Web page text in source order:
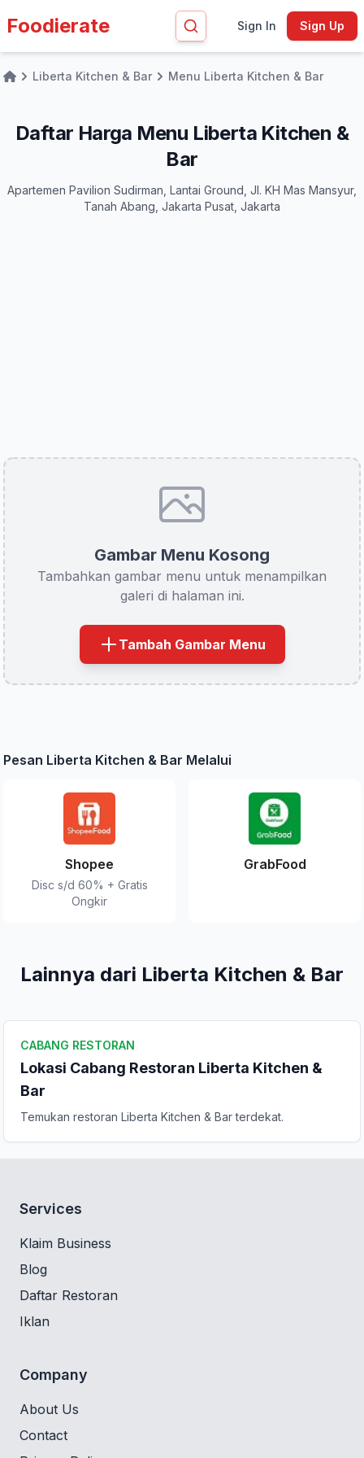
Foodierate Sign In Sign Up
HomeLiberta Kitchen & Bar Menu Liberta Kitchen & Bar
Daftar Harga Menu Liberta Kitchen &
Bar
Apartemen Pavilion Sudirman, Lantai Ground, Jl. KH Mas Mansyur,
Tanah Abang, Jakarta Pusat, Jakarta
Gambar Menu Kosong
Tambahkan gambar menu untuk menampilkan
galeri di halaman ini.
Tambah Gambar Menu
Pesan Liberta Kitchen & Bar Melalui
Shopee
Disc s/d 60% + Gratis
Ongkir
GrabFood
Lainnya dari Liberta Kitchen & Bar
CABANG RESTORAN
Lokasi Cabang Restoran Liberta Kitchen &
Bar
Temukan restoran Liberta Kitchen & Bar terdekat.
Services
Klaim Business
Blog
Daftar Restoran
Iklan
Company
About Us
Contact